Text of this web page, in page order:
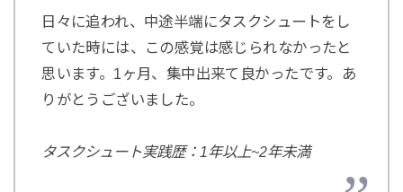
日々に追われ、中途半端にタスクシュートをし
ていた時には、この感覚は感じられなかったと
思います。1ヶ月、集中出来て良かったです。あ
りがとうございました。
タスクシュート実践歴：1年以上~2年未満